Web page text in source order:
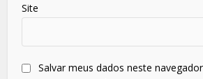
Site
Salvar meus dados neste